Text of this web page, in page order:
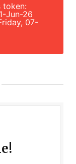
token:
Jun-26
07-